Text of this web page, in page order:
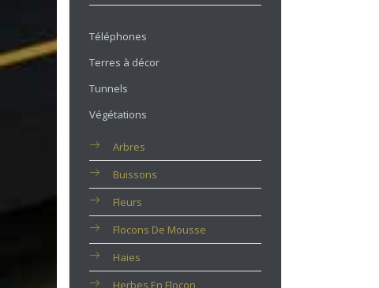
Téléphones
Terres à décor
Tunnels
Végétations
Arbres
Buissons
Fleurs
Flocons De Mousse
Haies
Herbes En Flocon